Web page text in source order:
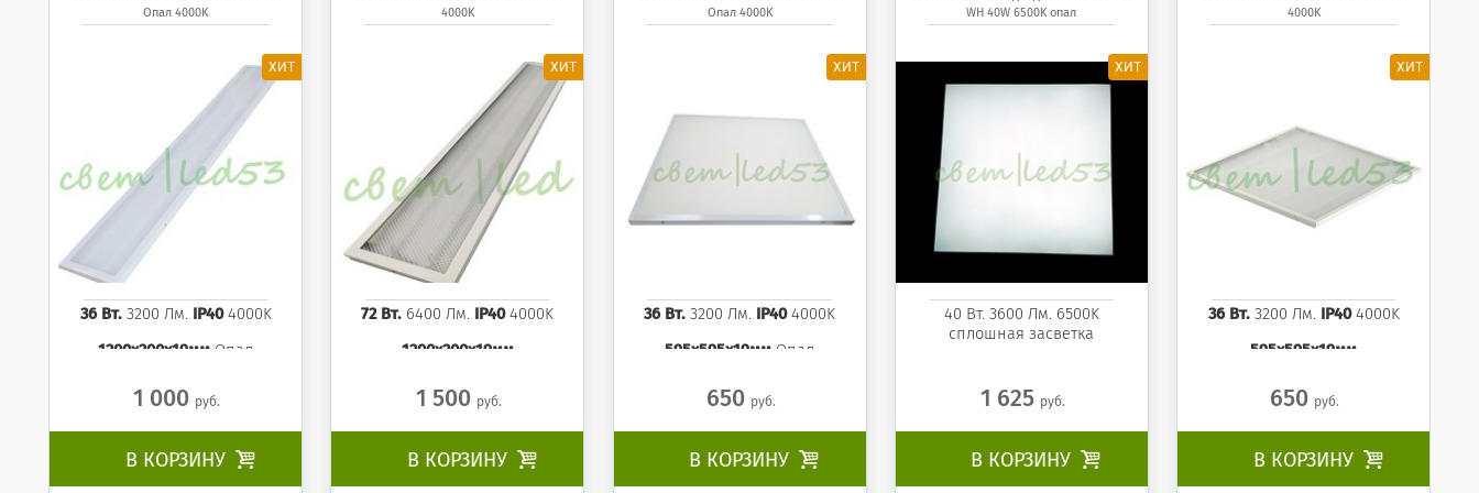
1200x200x19 мм Опал
Опал 4000K
36 Вт.3200 Лм. IP404000K
1200x200x19мм Опал
1 000 руб.
В КОРЗИНУ 
1200x200x19 мм панель
4000K
72 Вт. 6400 Лм. IP404000K
1200x200x19мм
1 500 руб.
В КОРЗИНУ 
595x595x19 мм Опал
Опал 4000K
36 Вт. 3200 Лм. IP404000K
595x595x19мм Опал
650 руб.
В КОРЗИНУ 
PLS WH 40W 6500K опал
WH 40W 6500K опал
40 Вт. 3600 Лм. 6500K
сплошная засветка
1 625 руб.
В КОРЗИНУ 
595x595x19 мм панель
4000K
36 Вт.3200 Лм. IP404000K
595x595x19мм
650 руб.
В КОРЗИНУ 